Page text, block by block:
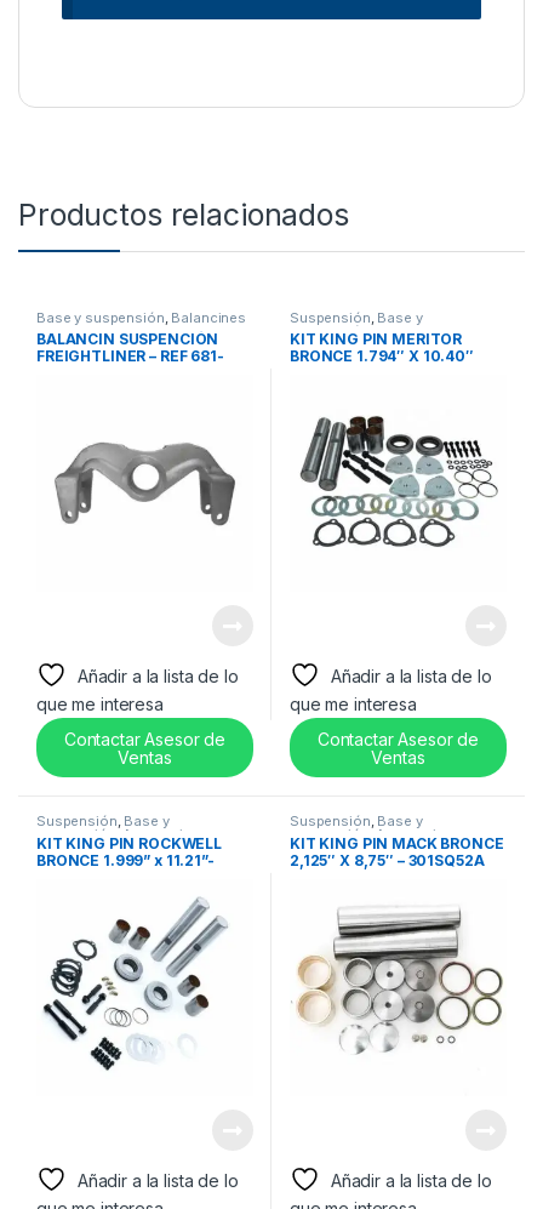
Productos relacionados
Base y suspensión Balancines
BALANCIN SUSPENCIÓN
FREIGHTLINER – REF 681-
Añadir a la lista de lo
que me interesa
Contactar Asesor de
Ventas
Suspensión Base y
suspensión,Accesorios
KIT KING PIN MERITOR
BRONCE 1.794″ X 10.40″
Añadir a la lista de lo
que me interesa
Contactar Asesor de
Ventas
Suspensión, Base y
suspensión,Accesorios
KIT KING PIN ROCKWELL
BRONCE 1.999” x 11.21”-
Añadir a la lista de lo
Suspensión, Base y
suspensión,Accesorios
KIT KING PIN MACK BRONCE
2,125″ X 8,75″ – 301SQ52A
Añadir a la lista de lo